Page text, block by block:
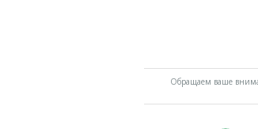
Обращаем ваше